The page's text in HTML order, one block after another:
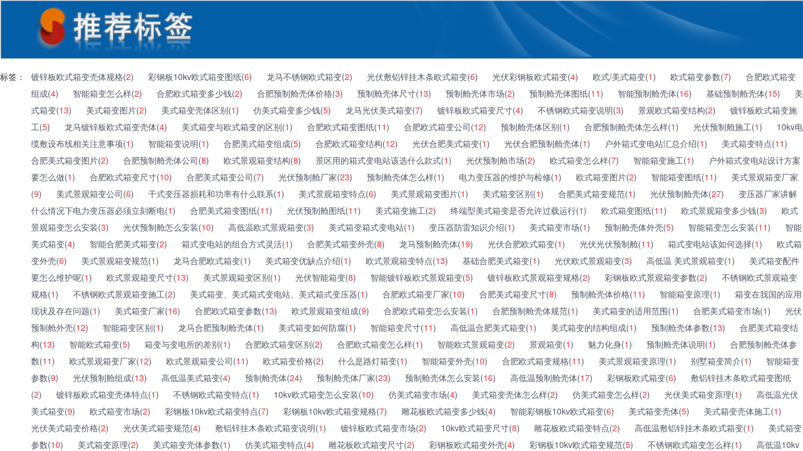
标签： 镀锌板欧式箱变壳体规格(2) 彩钢板10kv欧式箱变图纸(6) 龙马不锈钢欧式箱变(2) 光伏敷铝锌挂木条欧式箱变(6) 光伏彩钢板欧式箱变(4) 欧式/美式箱变(1) 欧式箱变参数(7)
合肥欧式箱变
组成(4) 智能箱变怎么样(2) 合肥欧式箱变多少钱(2) 合肥预制舱壳体价格(3) 预制舱壳体尺寸(13) 预制舱壳体市场(2) 预制舱壳体图纸(11) 智能预制舱壳体(16) 基础预制舱壳体(15)
美
式箱变(13) 美式箱变图片(2) 美式箱变壳体区别(1) 仿美式箱变多少钱(5) 龙马光伏美式箱变(7) 镀锌板欧式箱变尺寸(4) 不锈钢欧式箱变说明(3) 景观欧式箱变结构(2)
镀锌板欧式箱变施
工(5) 龙马镀锌板欧式箱变壳体(4) 美式箱变与欧式箱变的区别(1) 合肥欧式箱变图纸(11) 合肥欧式箱变公司(12) 预制舱壳体区别(1) 合肥预制舱壳体怎么样(1) 光伏预制舱施工(1)
10kv电
缆敷设布线相关注意事项(1) 智能箱变说明(1) 合肥美式箱变组成(5) 合肥欧式箱变结构(12) 光伏合肥美式箱变(1) 光伏合肥预制舱壳体(1) 户外箱式变电站汇总介绍(1) 美式箱变特点(11)
合肥美式箱变图片(2) 合肥预制舱壳体公司(8) 欧式景观箱变结构(8) 景区用的箱式变电站该选什么款式(1) 光伏预制舱市场(2) 欧式箱变怎么样(7) 智能箱变施工(1)
户外箱式变电站设计方案
要怎么做(1) 合肥欧式箱变尺寸(10) 合肥美式箱变公司(7) 光伏预制舱厂家(23) 预制舱壳体怎么样(1) 电力变压器的维护与检修(1) 欧式箱变图片(2) 智能箱变图纸(11)
美式景观箱变厂家
(9) 美式景观箱变公司(6) 干式变压器损耗和功率有什么联系(1) 美式景观箱变特点(6) 美式景观箱变图片(1) 美式箱变区别(1) 合肥美式箱变规范(1) 光伏预制舱壳体(27)
变压器厂家讲解
什么情况下电力变压器必须立刻断电(1) 合肥美式箱变图纸(11) 光伏预制舱图纸(11) 美式箱变施工(2) 终端型美式箱变是否允许过载运行(1) 欧式箱变图纸(11) 欧式景观箱变多少钱(3)
欧式
景观箱变怎么安装(3) 光伏预制舱怎么安装(10) 高低温欧式景观箱变(3) 美式箱变箱式变电站(1) 变压器防雷知识介绍(1) 美式箱变市场(1) 预制舱壳体外壳(5) 智能箱变怎么安装(11)
智能
美式箱变(4) 智能合肥美式箱变(2) 箱式变电站的组合方式灵活(1) 合肥美式箱变外壳(8) 龙马预制舱壳体(19) 光伏合肥欧式箱变(1) 光伏光伏预制舱(11) 箱式变电站该如何选择(1)
欧式箱
变外壳(6) 美式景观箱变规范(1) 龙马合肥欧式箱变(1) 美式箱变优缺点介绍(1) 欧式景观箱变特点(13) 基础合肥美式箱变(1) 光伏欧式景观箱变(3) 高低温 美式景观箱变(1)
美式箱变配件
要怎么维护呢(1) 欧式景观箱变尺寸(13) 美式景观箱变区别(1) 光伏智能箱变(8) 智能镀锌板欧式景观箱变(5) 镀锌板欧式景观箱变规格(2) 彩钢板欧式景观箱变参数(2)
不锈钢欧式景观箱变
规格(1) 不锈钢欧式景观箱变施工(2) 美式箱变、美式箱式变电站、美式箱式变压器(1) 合肥欧式箱变厂家(10) 合肥美式箱变尺寸(8) 预制舱壳体价格(11) 智能箱变原理(1)
箱变在我国的应用
现状及存在问题(1) 美式箱变厂家(16) 合肥欧式箱变参数(13) 欧式景观箱变组成(9) 合肥欧式箱变怎么安装(1) 合肥预制舱壳体规范(1) 美式箱变的适用范围(1) 合肥美式箱变市场(1)
光伏
预制舱外壳(12) 智能箱变区别(1) 龙马合肥预制舱壳体(1) 美式箱变如何防腐(1) 智能箱变尺寸(11) 高低温合肥美式箱变(1) 美式箱变的结构组成(1) 预制舱壳体参数(13)
合肥美式箱变结
构(13) 智能欧式箱变(5) 箱变与变电所的差别(1) 合肥欧式箱变区别(2) 合肥欧式箱变怎么样(1) 智能欧式景观箱变(2) 景观箱变(1) 魅力化身(1) 预制舱壳体说明(1)
合肥预制舱壳体参
数(11) 欧式景观箱变厂家(12) 欧式景观箱变公司(11) 欧式箱变价格(2) 什么是路灯箱变(1) 智能箱变外壳(10) 合肥欧式箱变规格(11) 美式景观箱变原理(1) 别墅箱变简介(1)
智能箱变
参数(9) 光伏预制舱组成(13) 高低温美式箱变(4) 预制舱壳体(24) 预制舱壳体厂家(23) 预制舱壳体怎么安装(16) 高低温预制舱壳体(17) 彩钢板欧式箱变(6)
敷铝锌挂木条欧式箱变图纸
(2) 镀锌板欧式箱变壳体特点(1) 不锈钢欧式箱变特点(1) 10kv欧式箱变怎么安装(10) 仿美式箱变市场(4) 美式箱变壳体怎么样(2) 仿美式箱变怎么样(2) 光伏美式箱变原理(1)
高低温光伏
美式箱变(9) 欧式箱变市场(2) 彩钢板10kv欧式箱变特点(7) 彩钢板10kv欧式箱变规格(7) 雕花板欧式箱变多少钱(4) 智能彩钢板10kv欧式箱变(6) 美式箱变壳体(5) 美式箱变壳体施工(1)
光伏美式箱变价格(2) 光伏美式箱变规范(4) 敷铝锌挂木条欧式箱变说明(1) 镀锌板欧式箱变市场(2) 10kv欧式箱变尺寸(8) 雕花板欧式箱变特点(2) 高低温敷铝锌挂木条欧式箱变(1)
美式箱变
参数(10) 美式箱变原理(2) 美式箱变壳体参数(1) 仿美式箱变特点(4) 雕花板欧式箱变尺寸(2) 彩钢板欧式箱变外壳(4) 彩钢板10kv欧式箱变规范(5) 不锈钢欧式箱变怎么样(1)
高低温10kv